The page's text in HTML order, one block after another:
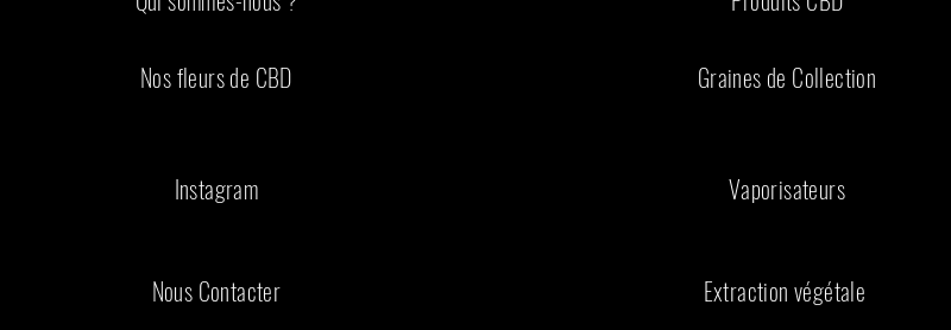
Nos fleurs de CBD
Instagram
Nous Contacter
Graines de Collection
Vaporisateurs
Extraction végétale